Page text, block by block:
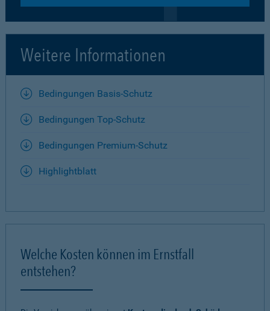
Weitere Informationen
Bedingungen Basis-Schutz
Bedingungen Top-Schutz
Bedingungen Premium-Schutz
Highlightblatt
Welche Kosten können im Ernstfall
entstehen?